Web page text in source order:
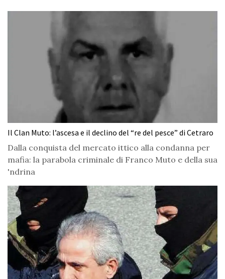
Il Clan Muto: l’ascesa e il declino del “re del pesce” di Cetraro
Dalla conquista del mercato ittico alla condanna per
mafia: la parabola criminale di Franco Muto e della sua
'ndrina